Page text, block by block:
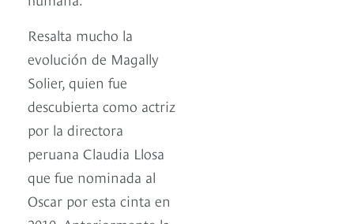
Resalta mucho la
evolución de Magally
Solier, quien fue
descubierta como actriz
por la directora
peruana Claudia Llosa
que fue nominada al
Oscar por esta cinta en